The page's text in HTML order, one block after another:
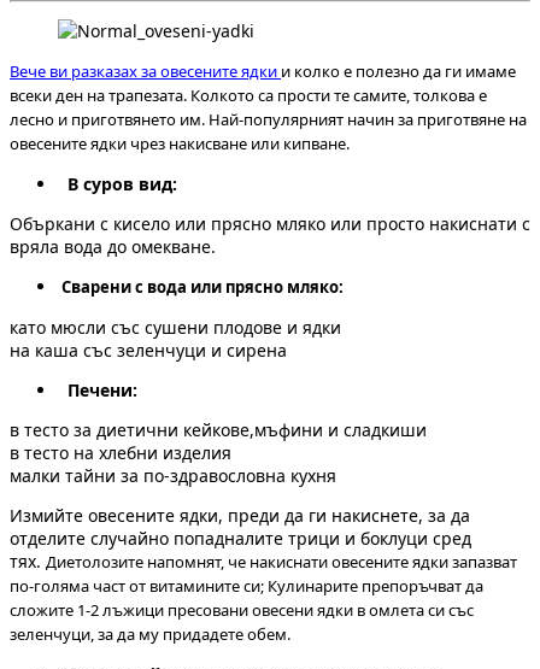
Вече ви разказах за овесените ядки и колко е полезно да ги имаме
всеки ден на трапезата. Колкото са прости те самите, толкова е
лесно и приготвянето им. Най-популярният начин за приготвяне на
овесените ядки чрез накисване или кипване.
В суров вид:
Объркани с кисело или прясно мляко или просто накиснати с
вряла вода до омекване.
Сварени с вода или прясно мляко:
като мюсли със сушени плодове и ядки
на каша със зеленчуци и сирена
Печени:
в тесто за диетични кейкове,мъфини и сладкиши
в тесто на хлебни изделия
малки тайни за по-здравословна кухня
Измийте овесените ядки, преди да ги накиснете, за да
отделите случайно попадналите трици и боклуци сред
тях. Диетолозите напомнят, че накиснати овесените ядки запазват
по-голяма част от витамините си; Кулинарите препоръчват да
сложите 1-2 лъжици пресовани овесени ядки в омлета си със
зеленчуци, за да му придадете обем.